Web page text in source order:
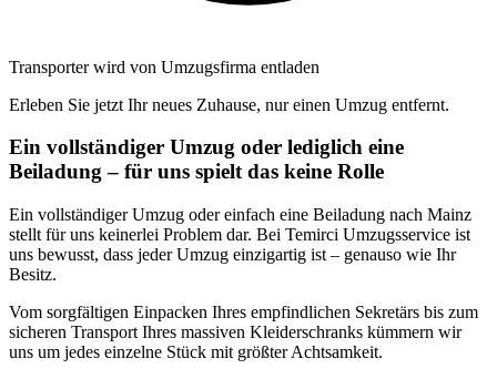
Transporter wird von Umzugsfirma entladen
Erleben Sie jetzt Ihr neues Zuhause, nur einen Umzug entfernt.
Ein vollständiger Umzug oder lediglich eine
Beiladung – für uns spielt das keine Rolle
Ein vollständiger Umzug oder einfach eine Beiladung nach Mainz
stellt für uns keinerlei Problem dar. Bei Temirci Umzugsservice ist
uns bewusst, dass jeder Umzug einzigartig ist – genauso wie Ihr
Besitz.
Vom sorgfältigen Einpacken Ihres empfindlichen Sekretärs bis zum
sicheren Transport Ihres massiven Kleiderschranks kümmern wir
uns um jedes einzelne Stück mit größter Achtsamkeit.